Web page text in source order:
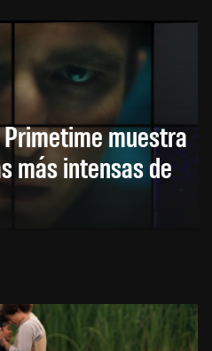
muestra
más intensas de